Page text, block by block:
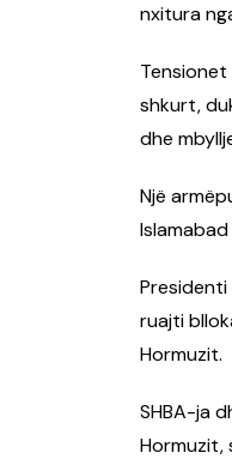
nxitura
Tensionet
shkurt,
dhe
Një
ruajti
Hormuzit.
SHBA-ja
Hormuzit,